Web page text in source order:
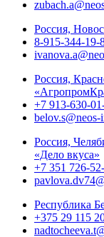
Россия,
8-915-344-19-
Россия,
+7 913-630-
belov.s@neos-
Россия,
«Дело вкуса»
+7 351 726-
Республика
+375 29 115